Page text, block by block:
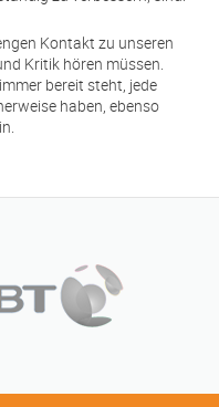
Kontakt zu unseren
Kritik hören müssen.
bereit steht, jede
haben, ebenso